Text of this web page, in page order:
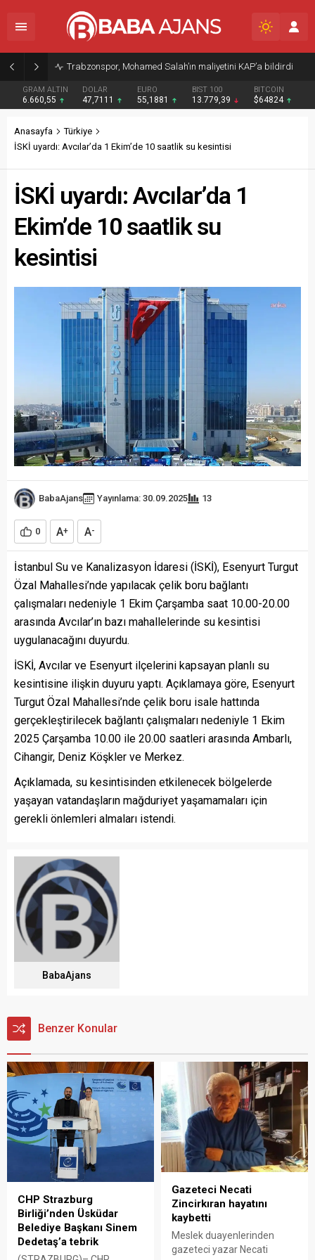
Trabzonspor, Mohamed Salah’ın maliyetini KAP’a bildirdi
GRAM ALTIN
6.660,55
DOLAR
47,7111
EURO
55,1881
BIST 100
13.779,39
BITCOIN
$64824
Anasayfa
Türkiye
İSKİ uyardı: Avcılar’da 1 Ekim’de 10 saatlik su kesintisi
İSKİ uyardı: Avcılar’da 1
Ekim’de 10 saatlik su
kesintisi
BabaAjans Yayınlama: 30.09.2025 13
0 A+ A-
İstanbul Su ve Kanalizasyon İdaresi (İSKİ), Esenyurt Turgut
Özal Mahallesi’nde yapılacak çelik boru bağlantı
çalışmaları nedeniyle 1 Ekim Çarşamba saat 10.00-20.00
arasında Avcılar’ın bazı mahallelerinde su kesintisi
uygulanacağını duyurdu.
İSKİ, Avcılar ve Esenyurt ilçelerini kapsayan planlı su
kesintisine ilişkin duyuru yaptı. Açıklamaya göre, Esenyurt
Turgut Özal Mahallesi’nde çelik boru isale hattında
gerçekleştirilecek bağlantı çalışmaları nedeniyle 1 Ekim
2025 Çarşamba 10.00 ile 20.00 saatleri arasında Ambarlı,
Cihangir, Deniz Köşkler ve Merkez.
Açıklamada, su kesintisinden etkilenecek bölgelerde
yaşayan vatandaşların mağduriyet yaşamamaları için
gerekli önlemleri almaları istendi.
BabaAjans
Benzer Konular
CHP Strazburg
Birliği’nden Üsküdar
Belediye Başkanı Sinem
Dedetaş’a tebrik
Gazeteci Necati
Zincirkıran hayatını
kaybetti
Meslek duayenlerinden
gazeteci yazar Necati